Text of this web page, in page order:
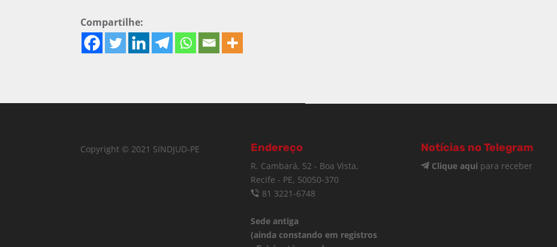
Compartilhe:
Copyright © 2021 SINDJUD-PE Endereço
R. Cambará, 52 - Boa Vista,
Recife - PE, 50050-370
81 3221-6748
Sede antiga
(ainda constando em registros
Notícias no Telegram
Clique aqui para receber